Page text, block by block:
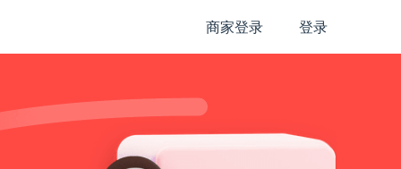
商家登录 登录